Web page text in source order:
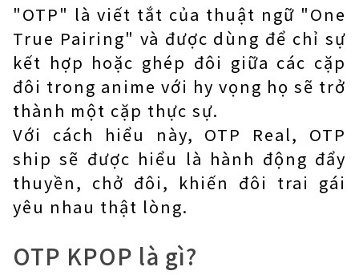
"OTP" là viết tắt của thuật ngữ "One
True Pairing" và được dùng để chỉ sự
kết hợp hoặc ghép đôi giữa các cặp
đôi trong anime với hy vọng họ sẽ trở
thành một cặp thực sự.
Với cách hiểu này, OTP Real, OTP
ship sẽ được hiểu là hành động đẩy
thuyền, chở đôi, khiến đôi trai gái
yêu nhau thật lòng.
OTP KPOP là gì?